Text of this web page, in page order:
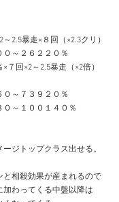
2.5暴走×８回（×2.3クリ）
６２２０％
回×2～2.5暴走（×2倍）
３９２０％
１００１４０％
ジトップクラス出せる。
相殺効果が産まれるので
わってくる中盤以降は